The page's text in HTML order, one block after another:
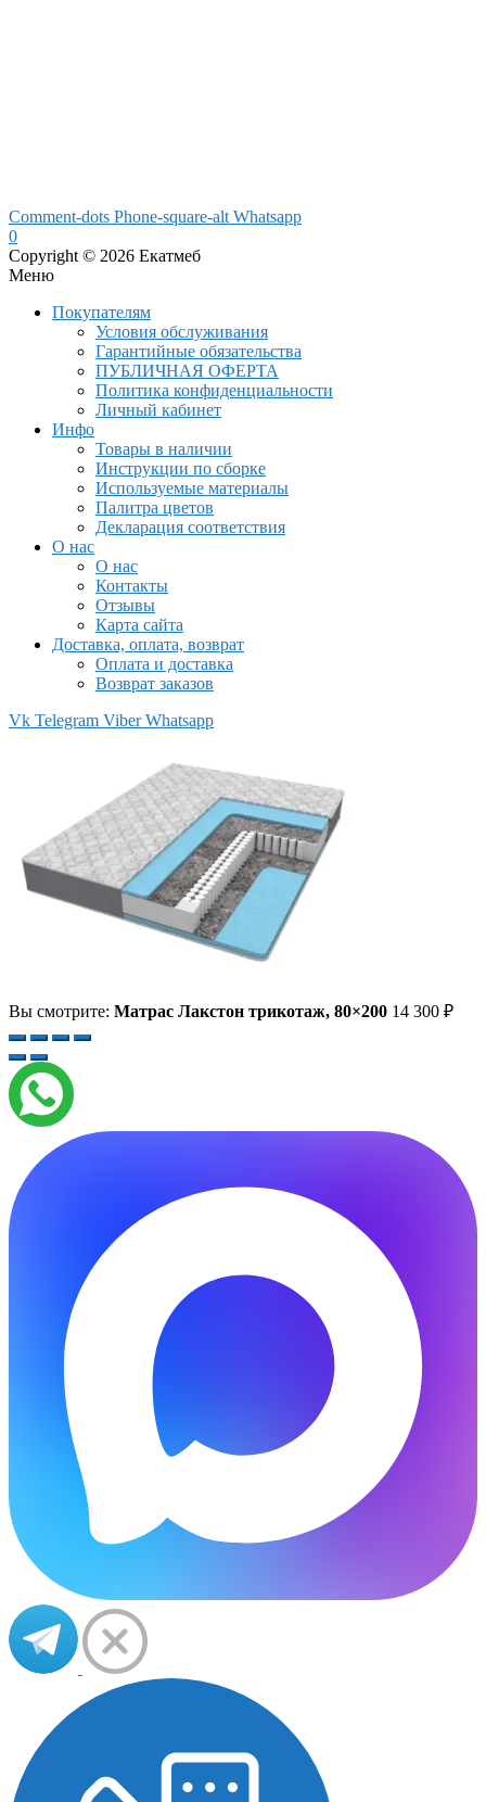
Comment-dots Phone-square-alt Whatsapp
0
Copyright © 2026 Екатмеб
Меню
Покупателям
Условия обслуживания
Гарантийные обязательства
ПУБЛИЧНАЯ ОФЕРТА
Политика конфиденциальности
Личный кабинет
Инфо
Товары в наличии
Инструкции по сборке
Используемые материалы
Палитра цветов
Декларация соответствия
О нас
О нас
Контакты
Отзывы
Карта сайта
Доставка, оплата, возврат
Оплата и доставка
Возврат заказов
Vk Telegram Viber Whatsapp
Вы смотрите: Матрас Лакстон трикотаж, 80×200 14 300 ₽